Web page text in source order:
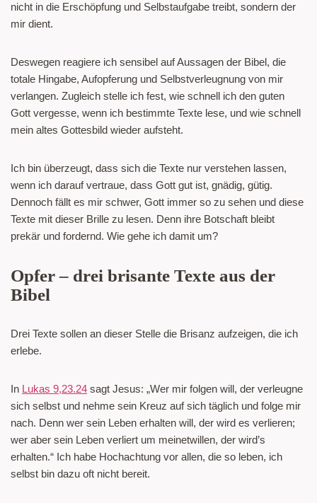
nicht in die Erschöpfung und Selbstaufgabe treibt, sondern der
mir dient.
Deswegen reagiere ich sensibel auf Aussagen der Bibel, die
totale Hingabe, Aufopferung und Selbstverleugnung von mir
verlangen. Zugleich stelle ich fest, wie schnell ich den guten
Gott vergesse, wenn ich bestimmte Texte lese, und wie schnell
mein altes Gottesbild wieder aufsteht.
Ich bin überzeugt, dass sich die Texte nur verstehen lassen,
wenn ich darauf vertraue, dass Gott gut ist, gnädig, gütig.
Dennoch fällt es mir schwer, Gott immer so zu sehen und diese
Texte mit dieser Brille zu lesen. Denn ihre Botschaft bleibt
prekär und fordernd. Wie gehe ich damit um?
Opfer – drei brisante Texte aus der
Bibel
Drei Texte sollen an dieser Stelle die Brisanz aufzeigen, die ich
erlebe.
In Lukas 9,23.24 sagt Jesus: „Wer mir folgen will, der verleugne
sich selbst und nehme sein Kreuz auf sich täglich und folge mir
nach. Denn wer sein Leben erhalten will, der wird es verlieren;
wer aber sein Leben verliert um meinetwillen, der wird’s
erhalten.“ Ich habe Hochachtung vor allen, die so leben, ich
selbst bin dazu oft nicht bereit.